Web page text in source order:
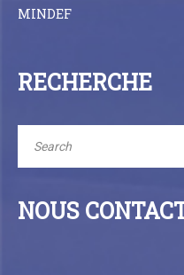
MINDEF
RECHERCHE
NOUS